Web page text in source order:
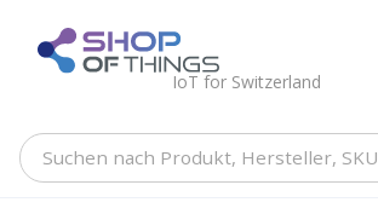
content ShopOfThings
IoT for Switzerland
Suchen